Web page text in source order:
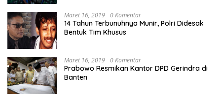
Maret 16, 2019 0 Komentar
14 Tahun Terbunuhnya Munir, Polri Didesak
Bentuk Tim Khusus
Maret 16, 2019 0 Komentar
Prabowo Resmikan Kantor DPD Gerindra di
Banten